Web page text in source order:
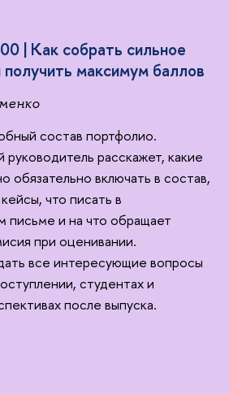
| Как собрать сильное
получить максимум балло
состав портфолио.
расскажет, какие
обязательно включать в состав,
что писать
письме и на что обращает
при оценивании.
все интересующие вопросы
студентах и
после выпуска.